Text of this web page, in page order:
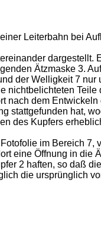
Leiterbahn bei
dargestellt.
Ätzmaske 3.
der Welligkeit 7
dem Entwickeln
stattgefunden hat,
des Kupfers
im Bereich 7,
eine Öffnung in die
2 haften, so daß
die ursprünglich